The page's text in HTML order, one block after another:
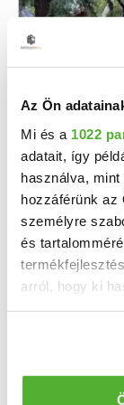
Az Ön
Mi és a 1022
adatait, így
használva,
hozzáférünk az
személyre
és
arról, hogy ki
pár
Az Ön
55 M Ft
Piliscsaba
3 szoba